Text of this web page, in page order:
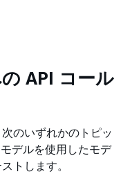
API コール
のいずれかのトピッ
デルを使用したモデ
トします。